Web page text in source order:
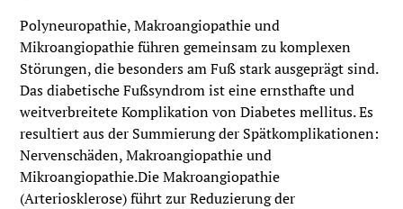
Polyneuropathie, Makroangiopathie und
Mikroangiopathie führen gemeinsam zu komplexen
Störungen, die besonders am Fuß stark ausgeprägt sind.
Das diabetische Fußsyndrom ist eine ernsthafte und
weitverbreitete Komplikation von Diabetes mellitus. Es
resultiert aus der Summierung der Spätkomplikationen:
Nervenschäden, Makroangiopathie und
Mikroangiopathie.Die Makroangiopathie
(Arteriosklerose) führt zur Reduzierung der